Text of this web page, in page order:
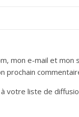
mon e-mail et mon
prochain
votre liste de